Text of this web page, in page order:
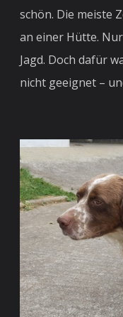
schön. Die meiste
an einer Hütte.
Jagd. Doch dafür
nicht geeignet –